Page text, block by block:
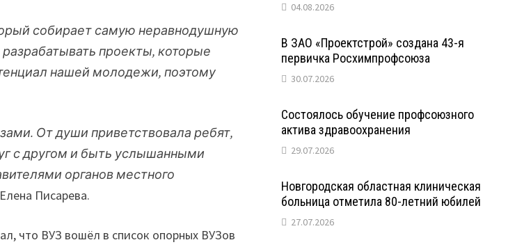
собирает самую неравнодушную
проекты, которые
нашей молодежи, поэтому
От души приветствовала ребят,
с другом и быть услышанными
органов местного
Писарева.
что ВУЗ вошёл в список опорных ВУЗов
04.08.2026
В ЗАО «Проектстрой» создана 43-я
первичка Росхимпрофсоюза
30.07.2026
Состоялось обучение профсоюзного
актива здравоохранения
29.07.2026
Новгородская областная клиническая
больница отметила 80-летний юбилей
27.07.2026